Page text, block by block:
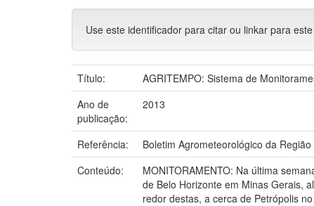
Use este identificador para citar ou linkar para
Título:
AGRITEMPO: Sistema de
Ano de
publicação:
2013
Referência:
Boletim Agrometeorológico da
Conteúdo:
MONITORAMENTO: Na última
de Belo Horizonte em Minas Gerais,
redor destas, a cerca de Petrópolis